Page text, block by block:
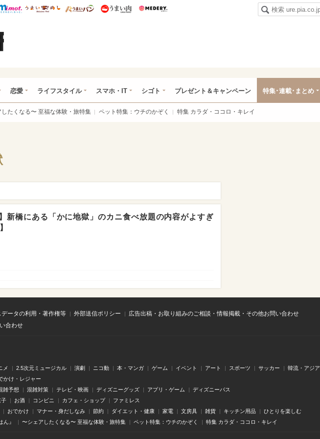
レぴあ総研 ディズニー特集
mimot. うまいめし うまいパン うまい肉
恋愛 ライフスタイル スマホ・IT シゴト プレゼント＆キャンペーン 特集･連載･まとめ
たくなる〜 至福な体験・旅特集 ペット特集：ウチのかぞく 特集 カラダ・ココロ・キレイ
新橋にある「かに地獄」のカニ食べ放題の内容がよすぎ
データの利用・著作権等 外部送信ポリシー
広告出稿・お取り組みのご相談・情報掲載・その他お問い合わせ
合わせ
メ 2.5次元ミュージカル 演劇 ニコ動 本・マンガ ゲーム イベント アート スポーツ サッカー 韓流・アジア
かけ・レジャー
雑予想 混雑対策 テレビ・映画 ディズニーグッズ アプリ・ゲーム ディズニーパス
子 お酒 コンビニ カフェ・ショップ ファミレス
おでかけ マナー・身だしなみ 節約 ダイエット・健康 家電 文房具 雑貨 キッチン用品 ひとりを楽しむ
』 〜シェアしたくなる〜 至福な体験・旅特集 ペット特集：ウチのかぞく 特集 カラダ・ココロ・キレイ